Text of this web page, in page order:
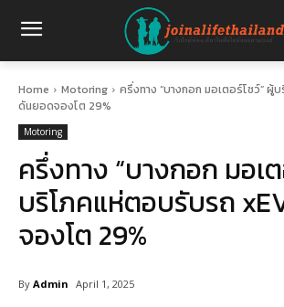
Home Motoring
ครึ่งทาง “บางกอก มอเตอร์โชว์” ผู้
ดันยอดจองโต 29%
Motoring
ครึ่งทาง “บางกอก มอเ
บริโภคแห่ตอบรับรถ
จองโต 29%
By Admin April 1, 2025